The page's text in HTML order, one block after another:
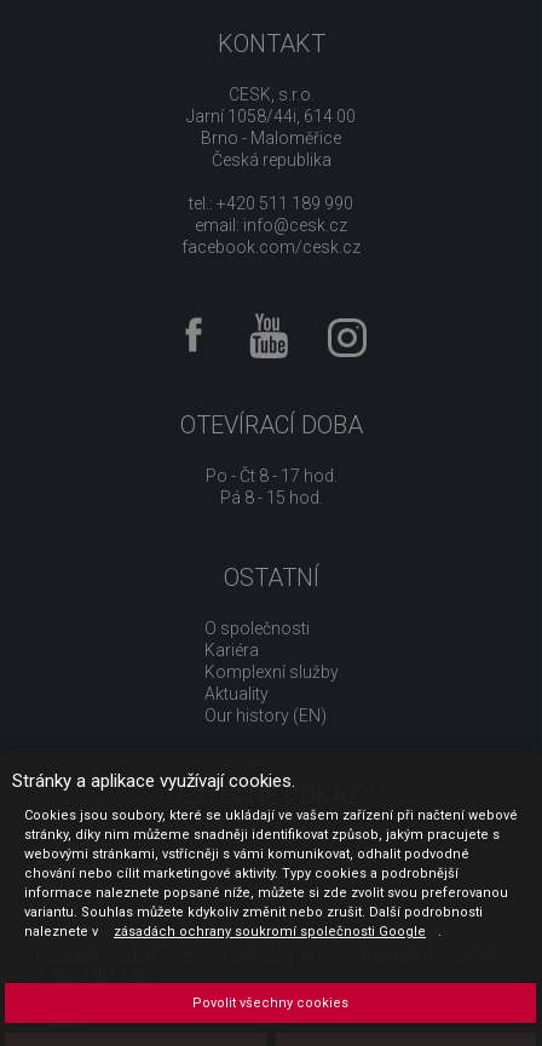
KONTAKT
CESK, s.r.o.
Jarní 1058/44i, 614 00
Brno - Maloměřice
Česká republika
tel.: +420 511 189 990
email: info@cesk.cz
facebook.com/cesk.cz
OTEVÍRACÍ DOBA
Po - Čt 8 - 17 hod.
Pá 8 - 15 hod.
OSTATNÍ
O společnosti
Kariéra
Komplexní služby
Aktuality
Our history (EN)
UŽITEČNÉ ODKAZY
Jak nakupovat
Obchodní podmínky
GDPR - ochrana osobních údajů
Profil zadavatele
Sdělení před uzavřením kupní smlouvy pro spotřebitele
Platba
Stránky a aplikace využívají cookies.
Cookies jsou soubory, které se ukládají ve vašem zařízení při načtení webové
stránky, díky nim můžeme snadněji identifikovat způsob, jakým pracujete s
webovými stránkami, vstřícněji s vámi komunikovat, odhalit podvodné
chování nebo cílit marketingové aktivity. Typy cookies a podrobnější
informace naleznete popsané níže, můžete si zde zvolit svou preferovanou
variantu. Souhlas můžete kdykoliv změnit nebo zrušit. Další podrobnosti
naleznete v
zásadách ochrany soukromí společnosti Google .
Povolit všechny cookies